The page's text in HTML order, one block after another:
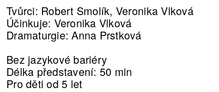
Tvůrci: Robert Smolík, Veronika Vlková
Účinkuje: Veronika Vlková
Dramaturgie: Anna Prstková
Bez jazykové bariéry
Délka představení: 50 min
Pro děti od 5 let